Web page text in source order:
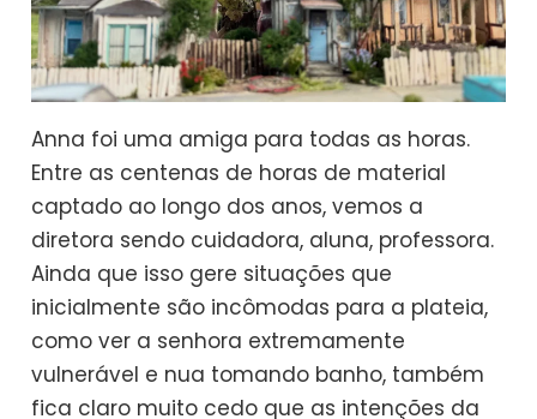
Anna foi uma amiga para todas as horas.
Entre as centenas de horas de material
captado ao longo dos anos, vemos a
diretora sendo cuidadora, aluna, professora.
Ainda que isso gere situações que
inicialmente são incômodas para a plateia,
como ver a senhora extremamente
vulnerável e nua tomando banho, também
fica claro muito cedo que as intenções da